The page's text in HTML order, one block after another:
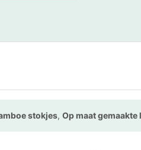
stokjes, Op maat